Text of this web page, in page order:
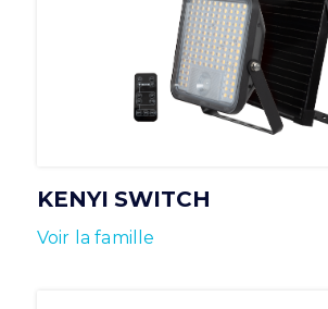
KENYI SWITCH
Voir la famille